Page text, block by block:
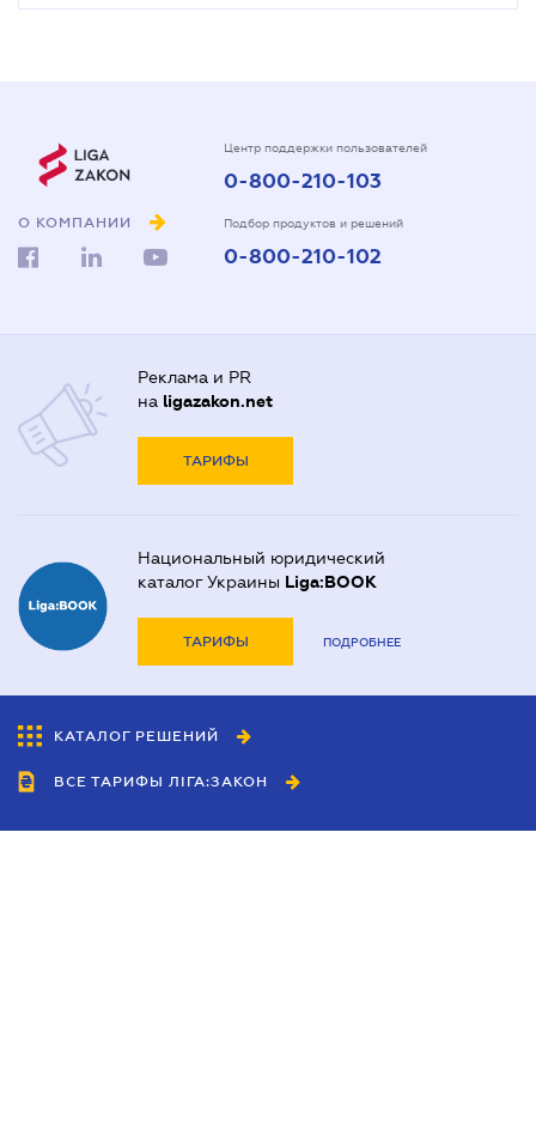
О КОМПАНИИ
Центр поддержки пользователей
0-800-210-103
Подбор продуктов и решений
0-800-210-102
Реклама и PR
на ligazakon.net
ТАРИФЫ
Национальный юридический
каталог Украины Liga:BOOK
ТАРИФЫ ПОДРОБНЕЕ
КАТАЛОГ РЕШЕНИЙ
ВСЕ ТАРИФЫ ЛІГА:ЗАКОН